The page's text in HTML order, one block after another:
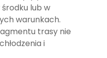
lub w
warunkach.
trasy nie
i